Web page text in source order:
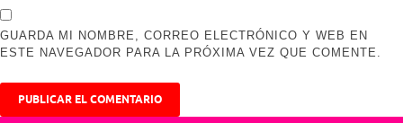
GUARDA MI NOMBRE, CORREO ELECTRÓNICO Y WEB EN
ESTE NAVEGADOR PARA LA PRÓXIMA VEZ QUE COMENTE.